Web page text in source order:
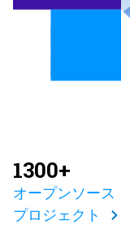
1300+
オープンソース
プロジェクト